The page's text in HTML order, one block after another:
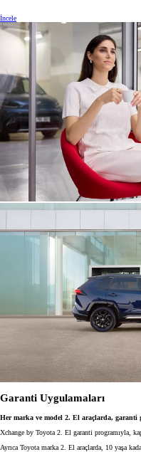
İncele
Garanti Uygulamaları
Her marka ve model 2. El araçlarda, garanti
Xchange by Toyota 2. El garanti programıyla,
Ayrıca Toyota marka 2. El araçlarda, 10 yaşa